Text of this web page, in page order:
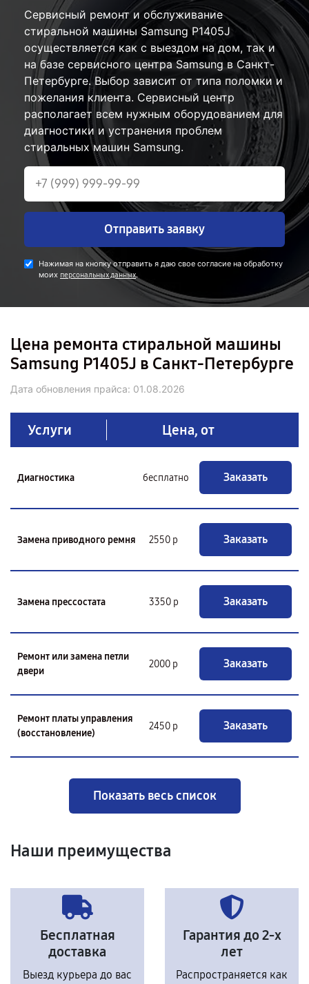
Сервисный ремонт и обслуживание
стиральной машины Samsung P1405J
осуществляется как с выездом на дом, так и
на базе сервисного центра Samsung в Санкт-
Петербурге. Выбор зависит от типа поломки и
пожелания клиента. Сервисный центр
располагает всем нужным оборудованием для
диагностики и устранения проблем
стиральных машин Samsung.
Отправить заявку
Нажимая на кнопку отправить я даю свое согласие на обработку
моих персональных данных.
Цена ремонта стиральной машины
Samsung P1405J в Санкт-Петербурге
Дата обновления прайса: 01.08.2026
Услуги Цена, от
Диагностика бесплатно Заказать
Замена приводного ремня 2550 р Заказать
Замена прессостата 3350 р Заказать
Ремонт или замена петли
двери
2000 р Заказать
Ремонт платы управления
(восстановление)
2450 р Заказать
Показать весь список
Наши преимущества
Бесплатная
доставка
Выезд курьера до вас
Гарантия до 2-х
лет
Распространяется как